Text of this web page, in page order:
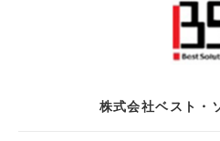
株式会社ベスト・